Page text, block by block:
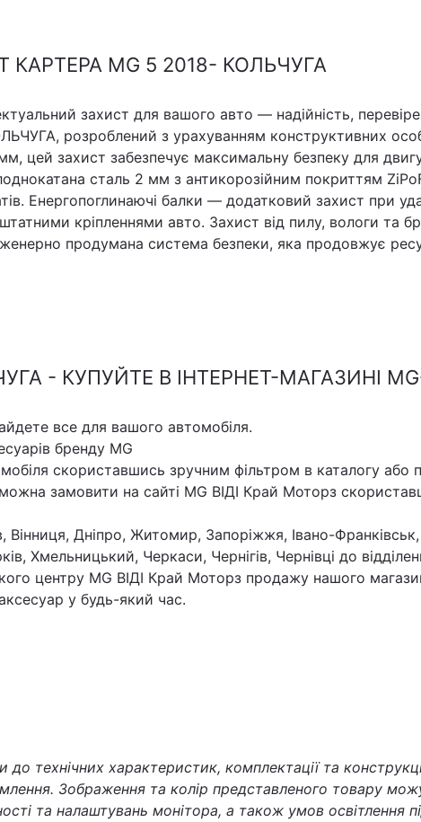
MG 5 2018- КОЛЬЧУГА
захист для вашого авто — надійність,
розроблений з урахуванням конструктивних
цей захист забезпечує максимальну безпеку для
сталь 2 мм з антикорозійним покриттям
Енергопоглинаючі балки — додатковий захист при
кріпленнями авто. Захист від пилу, вологи та
продумана система безпеки, яка продовжує
- КУПУЙТЕ В ІНТЕРНЕТ-МАГАЗИНІ
все для вашого автомобіля.
бренду MG
скориставшись зручним фільтром в каталогу або
замовити на сайті MG ВІДІ Край Моторз
Вінниця, Дніпро, Житомир, Запоріжжя, Івано-
Хмельницький, Черкаси, Чернігів, Чернівці до
центру MG ВІДІ Край Моторз продажу нашого
у будь-який час.
технічних характеристик, комплектації та
Зображення та колір представленого товару
та налаштувань монітора, а також умов